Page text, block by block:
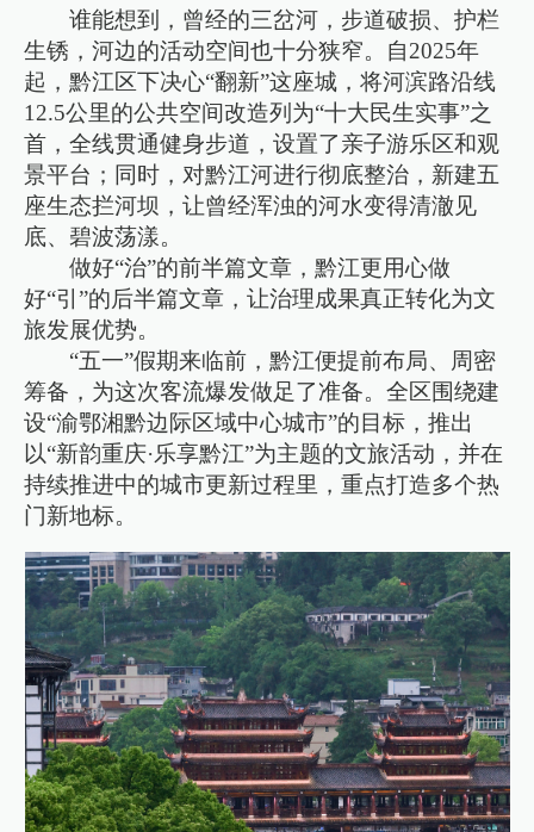
谁能想到，曾经的三岔河，步道破损、护栏
生锈，河边的活动空间也十分狭窄。自2025年
起，黔江区下决心“翻新”这座城，将河滨路沿线
12.5公里的公共空间改造列为“十大民生实事”之
首，全线贯通健身步道，设置了亲子游乐区和观
景平台；同时，对黔江河进行彻底整治，新建五
座生态拦河坝，让曾经浑浊的河水变得清澈见
底、碧波荡漾。
做好“治”的前半篇文章，黔江更用心做
好“引”的后半篇文章，让治理成果真正转化为文
旅发展优势。
“五一”假期来临前，黔江便提前布局、周密
筹备，为这次客流爆发做足了准备。全区围绕建
设“渝鄂湘黔边际区域中心城市”的目标，推出
以“新韵重庆·乐享黔江”为主题的文旅活动，并在
持续推进中的城市更新过程里，重点打造多个热
门新地标。